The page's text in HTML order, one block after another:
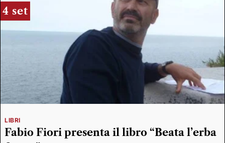
4 set
LIBRI
Fabio Fiori presenta il libro “Beata l’erba